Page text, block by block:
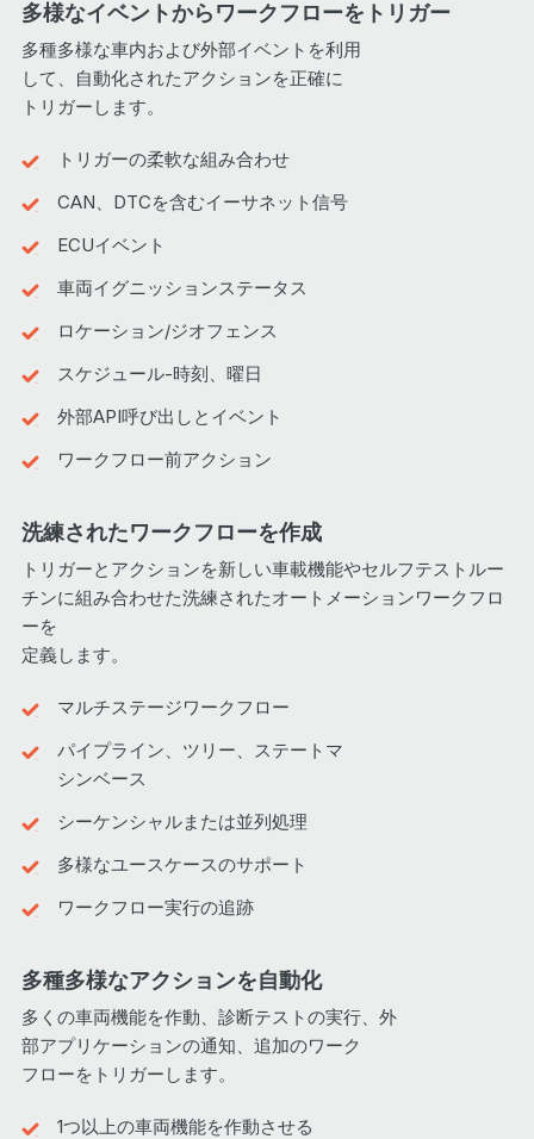
多様なイベントからワークフローをトリガー
多種多様な車内および外部イベントを利用
して、自動化されたアクションを正確に
トリガーします。
トリガーの柔軟な組み合わせ
CAN、DTCを含むイーサネット信号
ECUイベント
車両イグニッションステータス
ロケーション/ジオフェンス
スケジュール-時刻、曜日
外部API呼び出しとイベント
ワークフロー前アクション
洗練されたワークフローを作成
トリガーとアクションを新しい車載機能やセルフテストルー
チンに組み合わせた洗練されたオートメーションワークフロ
ーを
定義します。
マルチステージワークフロー
パイプライン、ツリー、ステートマ
シンベース
シーケンシャルまたは並列処理
多様なユースケースのサポート
ワークフロー実行の追跡
多種多様なアクションを自動化
多くの車両機能を作動、診断テストの実行、外
部アプリケーションの通知、追加のワーク
フローをトリガーします。
1つ以上の車両機能を作動させる